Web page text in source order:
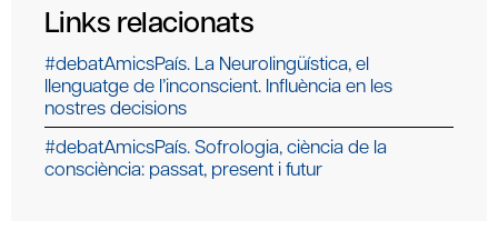
Links relacionats
#debatAmicsPaís. La Neurolingüística, el
llenguatge de l’inconscient. Influència en les
nostres decisions
#debatAmicsPaís. Sofrologia, ciència de la
consciència: passat, present i futur